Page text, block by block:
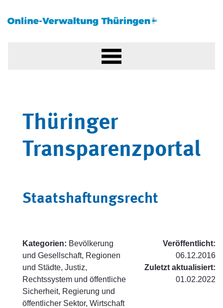
Thüringer
Transparenzportal
Staatshaftungsrecht
Kategorien: Bevölkerung
und Gesellschaft, Regionen
und Städte, Justiz,
Rechtssystem und öffentliche
Sicherheit, Regierung und
öffentlicher Sektor, Wirtschaft
Veröffentlicht:
06.12.2016
Zuletzt aktualisiert:
01.02.2022